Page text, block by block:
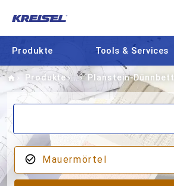
Produkte Tools & Services
Home
Produkte Planstein-
Mauermörtel